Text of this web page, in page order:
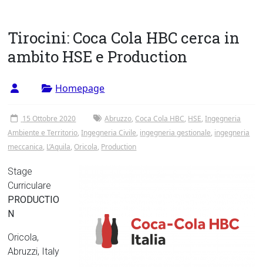
degli
Studi
di
Tor
Vergata
Tirocini: Coca Cola HBC cerca in
ambito HSE e Production
Homepage
15 Ottobre 2020 Abruzzo, Coca Cola HBC, HSE,Ingegneria
Ambiente e Territorio,Ingegneria Civile, ingegneria gestionale, ingegneria
meccanica, L’Aquila, Oricola, Production
Stage
Curriculare
PRODUCTIO
N
Oricola,
Abruzzi, Italy